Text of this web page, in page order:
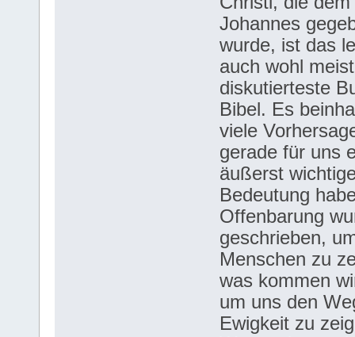
Johannes
wurde, ist das
auch wohl meist
diskutierteste
Bibel. Es
viele
gerade für uns
äußerst
Bedeutung
Offenbarung
geschrieben,
Menschen zu
was kommen
um uns den
Ewigkeit zu